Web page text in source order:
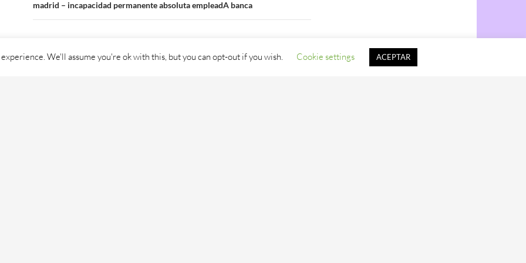
madrid – incapacidad permanente absoluta empleadA banca
We'll assume you're ok with this, but you can opt-out if you wish. Cookie settings ACEPTAR